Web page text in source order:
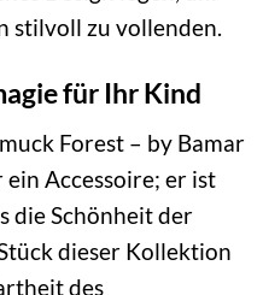
stilvoll zu vollenden.
für Ihr Kind
Forest – by Bamar
Accessoire; er ist
die Schönheit der
dieser Kollektion
des